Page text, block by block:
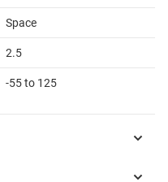
Space
2.5
-55 to 125